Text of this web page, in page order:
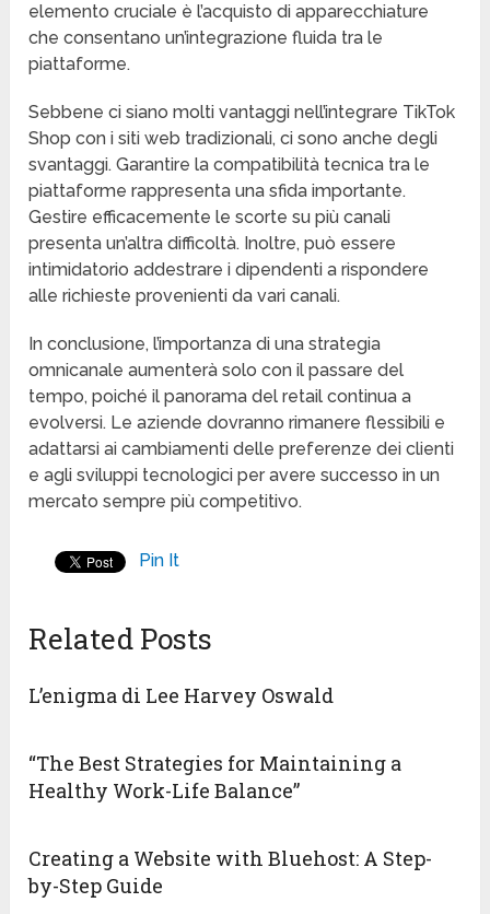
elemento cruciale è l’acquisto di apparecchiature
che consentano un’integrazione fluida tra le
piattaforme.
Sebbene ci siano molti vantaggi nell’integrare TikTok
Shop con i siti web tradizionali, ci sono anche degli
svantaggi. Garantire la compatibilità tecnica tra le
piattaforme rappresenta una sfida importante.
Gestire efficacemente le scorte su più canali
presenta un’altra difficoltà. Inoltre, può essere
intimidatorio addestrare i dipendenti a rispondere
alle richieste provenienti da vari canali.
In conclusione, l’importanza di una strategia
omnicanale aumenterà solo con il passare del
tempo, poiché il panorama del retail continua a
evolversi. Le aziende dovranno rimanere flessibili e
adattarsi ai cambiamenti delle preferenze dei clienti
e agli sviluppi tecnologici per avere successo in un
mercato sempre più competitivo.
Pin It
Related Posts
L’enigma di Lee Harvey Oswald
“The Best Strategies for Maintaining a
Healthy Work-Life Balance”
Creating a Website with Bluehost: A Step-
by-Step Guide